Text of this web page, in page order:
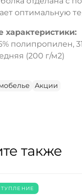
оптимальную
характеристики:
полипропилен,
(200 г/м2)
Акции
также